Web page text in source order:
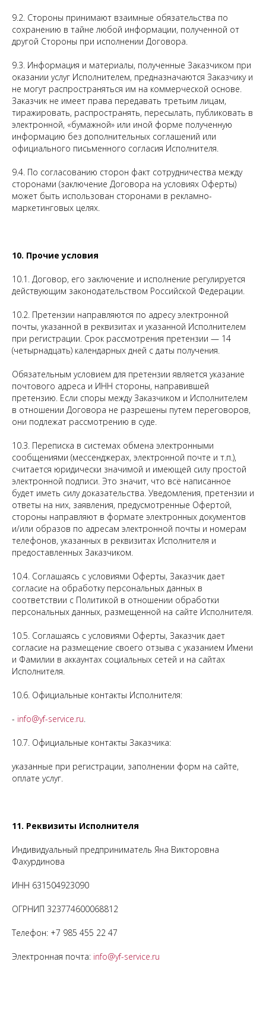
9.2. Стороны принимают взаимные обязательства по
сохранению в тайне любой информации, полученной от
другой Стороны при исполнении Договора.
9.3. Информация и материалы, полученные Заказчиком при
оказании услуг Исполнителем, предназначаются Заказчику и
не могут распространяться им на коммерческой основе.
Заказчик не имеет права передавать третьим лицам,
тиражировать, распространять, пересылать, публиковать в
электронной, «бумажной» или иной форме полученную
информацию без дополнительных соглашений или
официального письменного согласия Исполнителя.
9.4. По согласованию сторон факт сотрудничества между
сторонами (заключение Договора на условиях Оферты)
может быть использован сторонами в рекламно-
маркетинговых целях.
10. Прочие условия
10.1. Договор, его заключение и исполнение регулируется
действующим законодательством Российской Федерации.
10.2. Претензии направляются по адресу электронной
почты, указанной в реквизитах и указанной Исполнителем
при регистрации. Срок рассмотрения претензии — 14
(четырнадцать) календарных дней с даты получения.
Обязательным условием для претензии является указание
почтового адреса и ИНН стороны, направившей
претензию. Если споры между Заказчиком и Исполнителем
в отношении Договора не разрешены путем переговоров,
они подлежат рассмотрению в суде.
10.3. Переписка в системах обмена электронными
сообщениями (мессенджерах, электронной почте и т.п.),
считается юридически значимой и имеющей силу простой
электронной подписи. Это значит, что всё написанное
будет иметь силу доказательства. Уведомления, претензии и
ответы на них, заявления, предусмотренные Офертой,
стороны направляют в формате электронных документов
и/или образов по адресам электронной почты и номерам
телефонов, указанных в реквизитах Исполнителя и
предоставленных Заказчиком.
10.4. Соглашаясь с условиями Оферты, Заказчик дает
согласие на обработку персональных данных в
соответствии с Политикой в отношении обработки
персональных данных, размещенной на сайте Исполнителя.
10.5. Соглашаясь с условиями Оферты, Заказчик дает
согласие на размещение своего отзыва с указанием Имени
и Фамилии в аккаунтах социальных сетей и на сайтах
Исполнителя.
10.6. Официальные контакты Исполнителя:
- info@yf-service.ru.
10.7. Официальные контакты Заказчика:
указанные при регистрации, заполнении форм на сайте,
оплате услуг.
11. Реквизиты Исполнителя
Индивидуальный предприниматель Яна Викторовна
Фахурдинова
ИНН 631504923090
ОГРНИП 323774600068812
Телефон: +7 985 455 22 47
Электронная почта: info@yf-service.ru